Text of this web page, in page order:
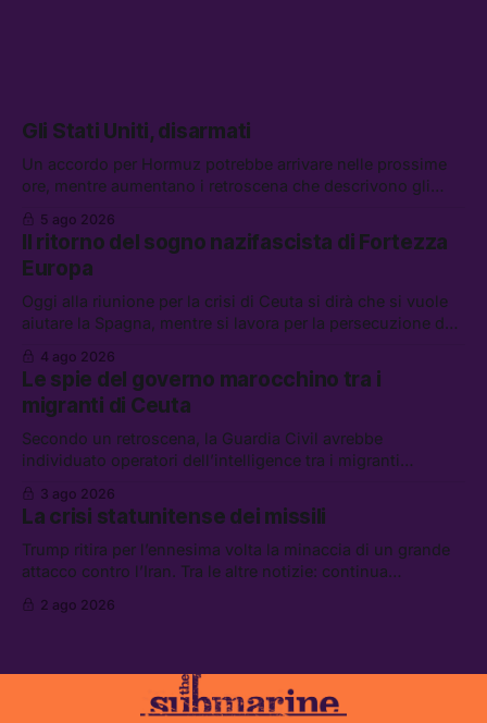
Gli Stati Uniti, disarmati
Un accordo per Hormuz potrebbe arrivare nelle prossime
ore, mentre aumentano i retroscena che descrivono gli
chi aspetta i dispersi di Ceuta, il boom dei carburanti
diluiti, e quanti attivisti anti data center sono stati arrestati
5 ago 2026
Il ritorno del sogno nazifascista di Fortezza
Europa
Oggi alla riunione per la crisi di Ceuta si dirà che si vuole
aiutare la Spagna, mentre si lavora per la persecuzione dei
spontanei a Gaza, un giovane di 19 anni è morto sotto il
sole per raccogliere pomodori, e cosa dice l’AI Act europeo
4 ago 2026
Le spie del governo marocchino tra i
migranti di Ceuta
Secondo un retroscena, la Guardia Civil avrebbe
individuato operatori dell’intelligence tra i migranti
hanno ucciso 19 persone a Gaza; le tensioni nel campo
largo sugli armamenti per l’Ucraina; e quanto costa una
Xbox adesso?
3 ago 2026
La crisi statunitense dei missili
Trump ritira per l’ennesima volta la minaccia di un grande
attacco contro l’Iran. Tra le altre notizie: continua
piano della maggioranza per blindare le chat di Delmastro,
2 ago 2026